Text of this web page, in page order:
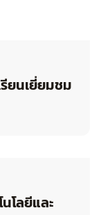
ยนเยี่ยมชม
โลยีและ